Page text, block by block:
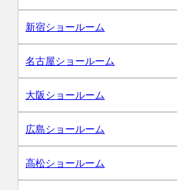
新宿ショールーム
名古屋ショールーム
大阪ショールーム
広島ショールーム
高松ショールーム